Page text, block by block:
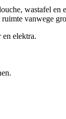
wastafel en
vanwege
elektra.